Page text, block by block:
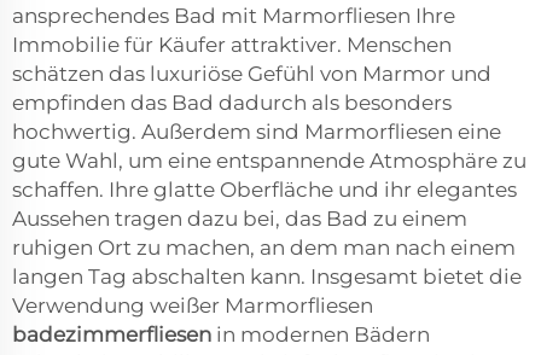
ansprechendes Bad mit Marmorfliesen Ihre
Immobilie für Käufer attraktiver. Menschen
schätzen das luxuriöse Gefühl von Marmor und
empfinden das Bad dadurch als besonders
hochwertig. Außerdem sind Marmorfliesen eine
gute Wahl, um eine entspannende Atmosphäre zu
schaffen. Ihre glatte Oberfläche und ihr elegantes
Aussehen tragen dazu bei, das Bad zu einem
ruhigen Ort zu machen, an dem man nach einem
langen Tag abschalten kann. Insgesamt bietet die
Verwendung weißer Marmorfliesen
badezimmerfliesen in modernen Bädern